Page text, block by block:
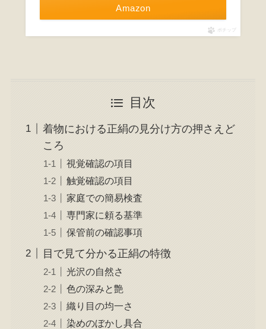
Amazon
ポチップ
目次
着物における正絹の見分け方の押さえど
ころ
視覚確認の項目
触覚確認の項目
家庭での簡易検査
専門家に頼る基準
保管前の確認事項
目で見て分かる正絹の特徴
光沢の自然さ
色の深みと艶
織り目の均一さ
染めのぼかし具合